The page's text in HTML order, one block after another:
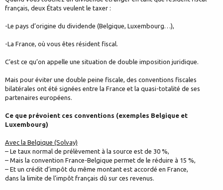
français, deux États veulent le taxer :
-Le pays d’origine du dividende (Belgique, Luxembourg…),
-La France, où vous êtes résident fiscal.
C’est ce qu’on appelle une situation de double imposition juridique.
Mais pour éviter une double peine fiscale, des conventions fiscales
bilatérales ont été signées entre la France et la quasi-totalité de ses
partenaires européens.
Ce que prévoient ces conventions (exemples Belgique et
Luxembourg)
Avec la Belgique (Solvay)
– Le taux normal de prélèvement à la source est de 30 %,
– Mais la convention France-Belgique permet de le réduire à 15 %,
– Et un crédit d’impôt du même montant est accordé en France,
dans la limite de l’impôt français dû sur ces revenus.